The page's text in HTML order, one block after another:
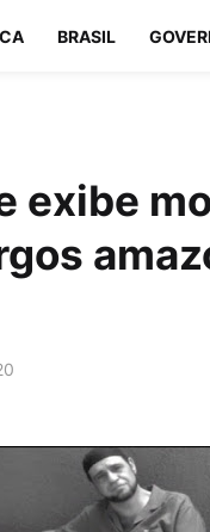
BRASIL
exibe